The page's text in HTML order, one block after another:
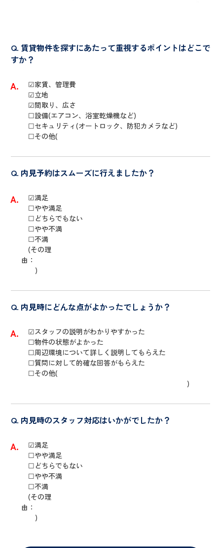
賃貸物件を探すにあたって重視するポイントはどこで
すか？
☑家賃、管理費
☑立地
☑間取り、広さ
☐設備(エアコン、浴室乾燥機など)
☐セキュリティ(オートロック、防犯カメラなど)
☐その他(
内見予約はスムーズに行えましたか？
☑満足
☐やや満足
☐どちらでもない
☐やや不満
☐不満
(その理
由
)
内見時にどんな点がよかったでしょうか？
☑スタッフの説明がわかりやすかった
☐物件の状態がよかった
☐周辺環境について詳しく説明してもらえた
☐質問に対して的確な回答がもらえた
☐その他(
)
内見時のスタッフ対応はいかがでしたか？
☑満足
☐やや満足
☐どちらでもない
☐やや不満
☐不満
(その理
由：
)